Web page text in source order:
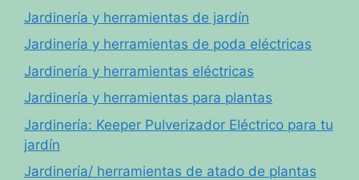
Jardinería y herramientas de jardín
Jardinería y herramientas de poda eléctricas
Jardinería y herramientas eléctricas
Jardinería y herramientas para plantas
Jardinería: Keeper Pulverizador Eléctrico para tu
jardín
Jardinería/ herramientas de atado de plantas